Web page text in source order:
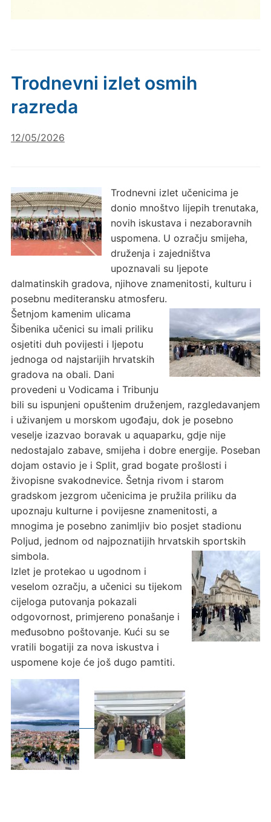
Trodnevni izlet osmih
razreda
12/05/2026
Trodnevni izlet učenicima je
donio mnoštvo lijepih trenutaka,
novih iskustava i nezaboravnih
uspomena. U ozračju smijeha,
druženja i zajedništva
upoznavali su ljepote
dalmatinskih gradova, njihove znamenitosti, kulturu i
posebnu mediteransku atmosferu.
Šetnjom kamenim ulicama
Šibenika učenici su imali priliku
osjetiti duh povijesti i ljepotu
jednoga od najstarijih hrvatskih
gradova na obali. Dani
provedeni u Vodicama i Tribunju
bili su ispunjeni opuštenim druženjem, razgledavanjem
i uživanjem u morskom ugođaju, dok je posebno
veselje izazvao boravak u aquaparku, gdje nije
nedostajalo zabave, smijeha i dobre energije. Poseban
dojam ostavio je i Split, grad bogate prošlosti i
živopisne svakodnevice. Šetnja rivom i starom
gradskom jezgrom učenicima je pružila priliku da
upoznaju kulturne i povijesne znamenitosti, a
mnogima je posebno zanimljiv bio posjet stadionu
Poljud, jednom od najpoznatijih hrvatskih sportskih
simbola.
Izlet je protekao u ugodnom i
veselom ozračju, a učenici su tijekom
cijeloga putovanja pokazali
odgovornost, primjereno ponašanje i
međusobno poštovanje. Kući su se
vratili bogatiji za nova iskustva i
uspomene koje će još dugo pamtiti.